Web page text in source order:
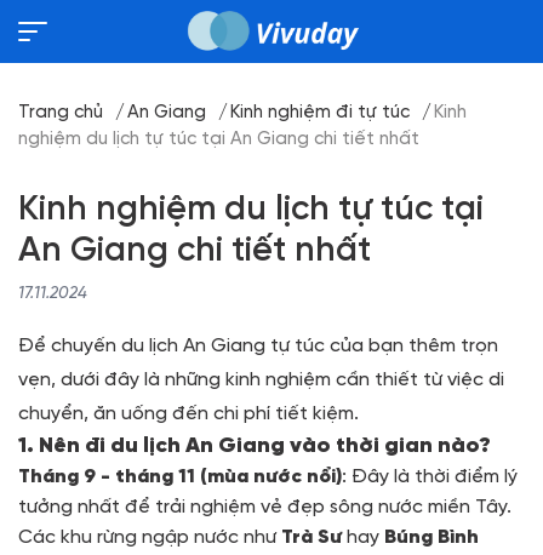
Trang chủ An Giang Kinh nghiệm đi tự túc
Kinh
nghiệm du lịch tự túc tại An Giang chi tiết nhất
Kinh nghiệm du lịch tự túc tại
An Giang chi tiết nhất
17.11.2024
Để chuyến du lịch An Giang tự túc của bạn thêm trọn
vẹn, dưới đây là những kinh nghiệm cần thiết từ việc di
chuyển, ăn uống đến chi phí tiết kiệm.
1. Nên đi du lịch An Giang vào thời gian nào?
Tháng 9 - tháng 11 (mùa nước nổi): Đây là thời điểm lý
tưởng nhất để trải nghiệm vẻ đẹp sông nước miền Tây.
Các khu rừng ngập nước như Trà Sưhay Búng Bình